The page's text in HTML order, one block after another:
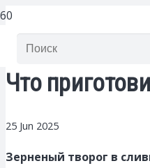
Что
25 Jun 2025
Зерненый творог в